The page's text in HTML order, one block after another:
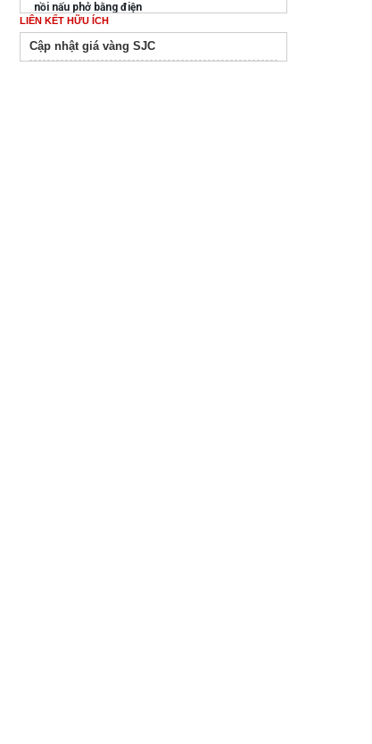
nồi nấu phở bằng điện
Mua nước hoa chính hãng tại
LIÊN KẾT HỮU ÍCH
Cập nhật giá vàng SJC